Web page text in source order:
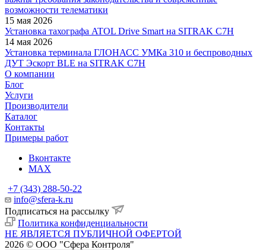
возможности телематики
15 мая 2026
Установка тахографа ATOL Drive Smart на SITRAK C7H
14 мая 2026
Установка терминала ГЛОНАСС УМКа 310 и беспроводных
ДУТ Эскорт BLE на SITRAK C7H
О компании
Блог
Услуги
Производители
Каталог
Контакты
Примеры работ
Вконтакте
MAX
+7 (343) 288-50-22
info@sfera-k.ru
Подписаться на рассылку
Политика конфиденциальности
НЕ ЯВЛЯЕТСЯ ПУБЛИЧНОЙ ОФЕРТОЙ
2026 © ООО "Сфера Контроля"